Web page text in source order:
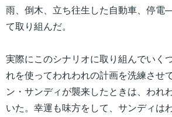
雨、倒木、立ち往生した自動車、停電
て取り組んだ。
実際にこのシナリオに取り組んでいく
れを使ってわれわれの計画を洗練させ
ン・サンディが襲来したときは、われ
いた。幸運も味方をして、サンディは